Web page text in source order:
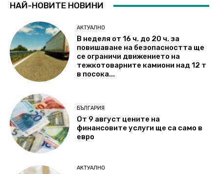
НАЙ-НОВИТЕ НОВИНИ
АКТУАЛНО
В неделя от 16 ч. до 20 ч. за
повишаване на безопасността ще
се ограничи движението на
тежкотоварните камиони над 12 т
в посока...
БЪЛГАРИЯ
От 9 август цените на
финансовите услуги ще са само в
евро
АКТУАЛНО